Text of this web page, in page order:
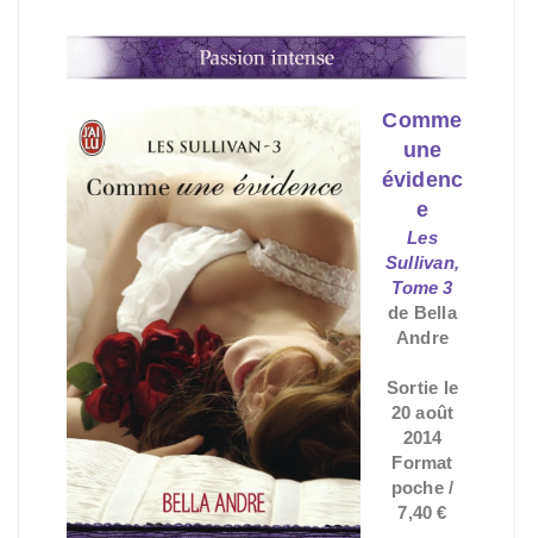
Comme
une
évidenc
e
Les
Sullivan,
Tome 3
de Bella
Andre
Sortie le
20 août
2014
Format
poche /
7,40 €